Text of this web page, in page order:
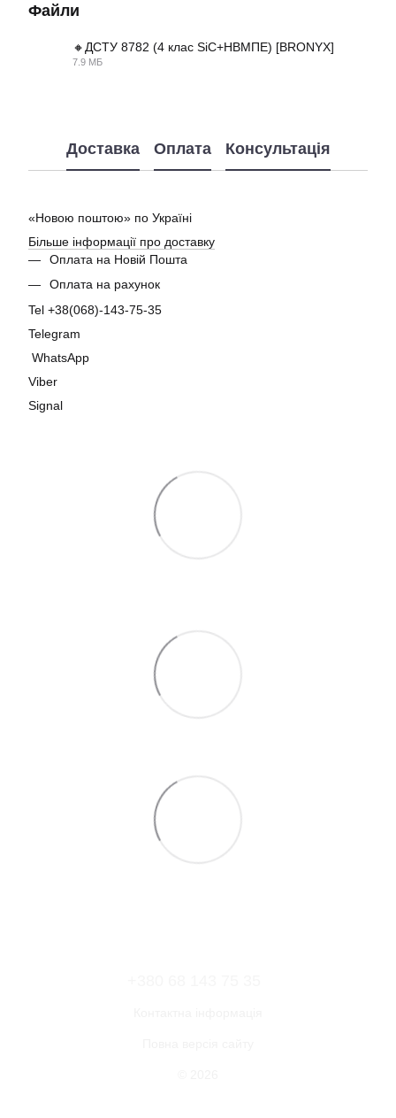
Файли
🔸ДСТУ 8782 (4 клас SiC+НВМПЕ) [BRONYX]
7.9 МБ
Доставка Оплата Консультація
«Новою поштою» по Україні
Більше інформації про доставку
Оплата на Новій Пошта
Оплата на рахунок
Tel +38(068)-143-75-35
Telegram
WhatsApp
Viber
Signal